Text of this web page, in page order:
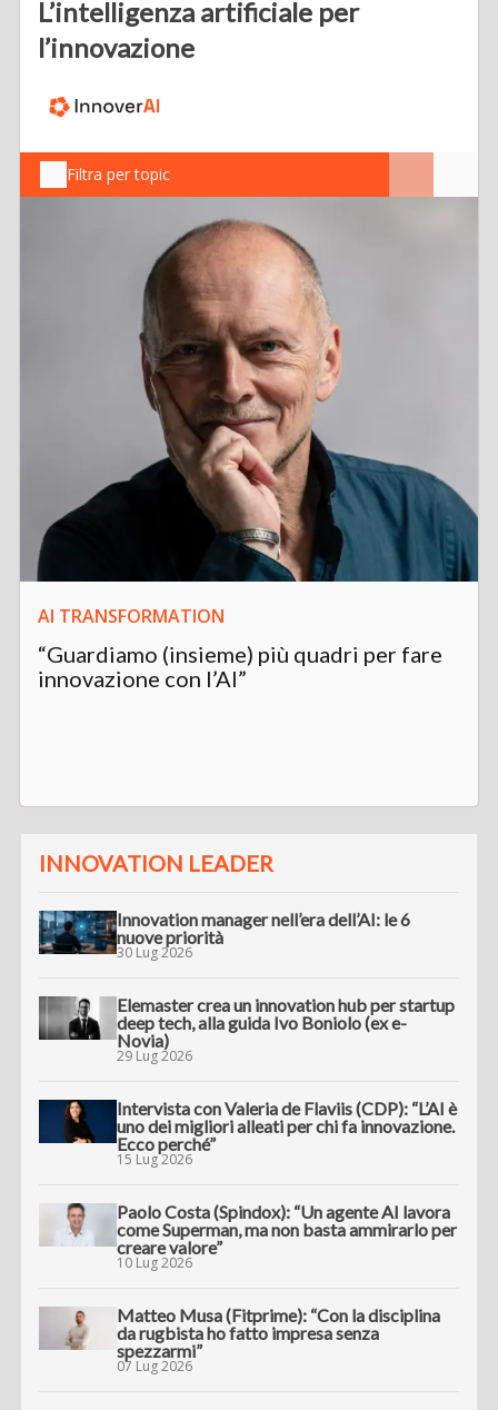
L’intelligenza artificiale per
l’innovazione
Filtra per topic
AI TRANSFORMATION
“Guardiamo (insieme) più quadri per fare
innovazione con l’AI”
INNOVATION LEADER
Innovation manager nell’era dell’AI: le 6
nuove priorità
30 Lug 2026
Elemaster crea un innovation hub per startup
deep tech, alla guida Ivo Boniolo (ex e-
Novia)
29 Lug 2026
Intervista con Valeria de Flaviis (CDP): “L’AI è
uno dei migliori alleati per chi fa innovazione.
Ecco perché”
15 Lug 2026
Paolo Costa (Spindox): “Un agente AI lavora
come Superman, ma non basta ammirarlo per
creare valore”
10 Lug 2026
Matteo Musa (Fitprime): “Con la disciplina
da rugbista ho fatto impresa senza
spezzarmi”
07 Lug 2026